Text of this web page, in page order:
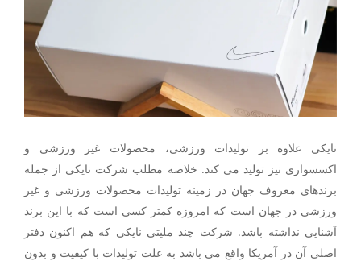
نایکی علاوه بر تولیدات ورزشی، محصولات غیر ورزشی و
اکسسواری نیز تولید می کند. خلاصه مطلب شرکت نایکی از جمله
برندهای معروف جهان در زمینه تولیدات محصولات ورزشی و غیر
ورزشی در جهان است که امروزه کمتر کسی است که با این برند
آشنایی نداشته باشد. شرکت چند ملیتی نایکی که هم اکنون دفتر
اصلی آن در آمریکا واقع می باشد به علت تولیدات با کیفیت و بدون